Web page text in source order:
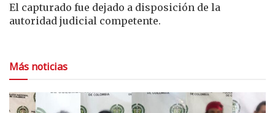
El capturado fue dejado a disposición de la
autoridad judicial competente.
Más noticias